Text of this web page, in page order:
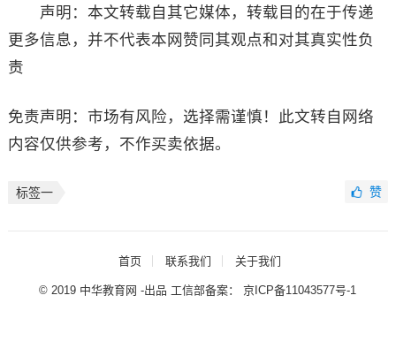
声明：本文转载自其它媒体，转载目的在于传递
更多信息，并不代表本网赞同其观点和对其真实性负
责
免责声明：市场有风险，选择需谨慎！此文转自网络
内容仅供参考，不作买卖依据。
标签一 赞
首页 联系我们 关于我们
© 2019 中华教育网 -出品 工信部备案：京ICP备11043577号-1